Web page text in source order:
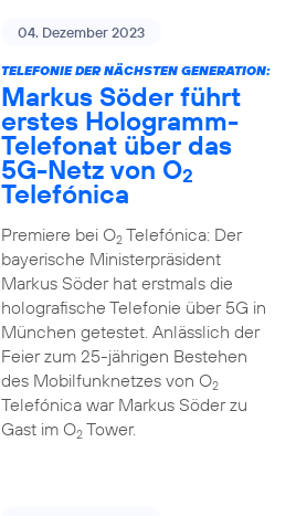
04. Dezember 2023
TELEFONIE DER NÄCHSTEN GENERATION:
Markus Söder führt
erstes Hologramm-
Telefonat über das
5G-Netz von O2
Telefónica
Premiere bei O2Telefónica: Der
bayerische Ministerpräsident
Markus Söder hat erstmals die
holografische Telefonie über 5G in
München getestet. Anlässlich der
Feier zum 25-jährigen Bestehen
des Mobilfunknetzes von O2
Telefónica war Markus Söder zu
Gast im O2Tower.